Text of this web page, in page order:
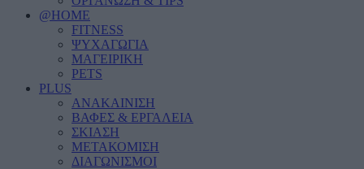
@HOME
FITNESS
ΨΥΧΑΓΩΓΙΑ
ΜΑΓΕΙΡΙΚΗ
PETS
PLUS
ΑΝΑΚΑΙΝΙΣΗ
ΒΑΦΕΣ & ΕΡΓΑΛΕΙΑ
ΣΚΙΑΣΗ
ΜΕΤΑΚΟΜΙΣΗ
ΔΙΑΓΩΝΙΣΜΟΙ